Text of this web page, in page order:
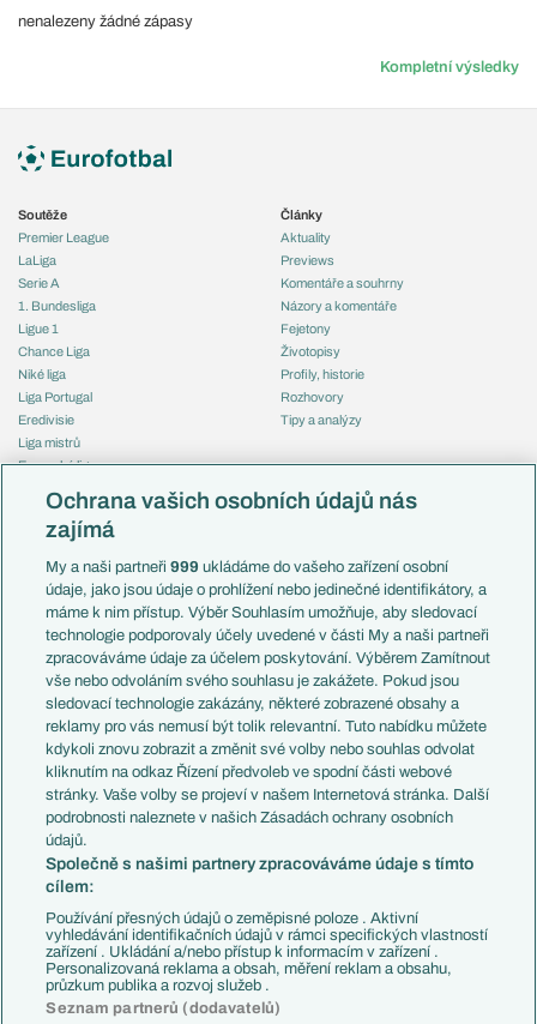
nenalezeny žádné zápasy
Kompletní výsledky
Soutěže
Premier League
LaLiga
Serie A
1. Bundesliga
Ligue 1
Chance Liga
Niké liga
Liga Portugal
Eredivisie
Liga mistrů
Evropská liga
Mistrovství světa
Liga národů
Témata
Představení týmů MS
EuroSkauting
PL v kostce
Evropské koeficienty
Přestupy
Přestupové spekulace
Zranění
Kluby
Arsenal FC
Chelsea FC
Manchester United
AC Milán
Juventus FC
Bayern Mnichov
FC Barcelona
Real Madrid
Články
Aktuality
Previews
Komentáře a souhrny
Názory a komentáře
Fejetony
Životopisy
Profily, historie
Rozhovory
Tipy a analýzy
Česko
Francie
Itálie
Německo
Španělsko
Argentina
Brazílie
Přestupy
Zápasy
Livescore
Tipovací soutěž
Ochrana vašich osobních údajů nás
zajímá
My a naši partneři999 ukládáme do vašeho zařízení osobní
údaje, jako jsou údaje o prohlížení nebo jedinečné identifikátory, a
máme k nim přístup. Výběr Souhlasím umožňuje, aby sledovací
technologie podporovaly účely uvedené v části My a naši partneři
zpracováváme údaje za účelem poskytování. Výběrem Zamítnout
vše nebo odvoláním svého souhlasu je zakážete. Pokud jsou
sledovací technologie zakázány, některé zobrazené obsahy a
reklamy pro vás nemusí být tolik relevantní. Tuto nabídku můžete
kdykoli znovu zobrazit a změnit své volby nebo souhlas odvolat
kliknutím na odkaz Řízení předvoleb ve spodní části webové
stránky. Vaše volby se projeví v našem Internetová stránka. Další
podrobnosti naleznete v našich Zásadách ochrany osobních
údajů.
Společně s našimi partnery zpracováváme údaje s tímto
cílem:
Používání přesných údajů o zeměpisné poloze . Aktivní
vyhledávání identifikačních údajů v rámci specifických vlastností
zařízení . Ukládání a/nebo přístup k informacím v zařízení .
Personalizovaná reklama a obsah, měření reklam a obsahu,
průzkum publika a rozvoj služeb .
Seznam partnerů (dodavatelů)